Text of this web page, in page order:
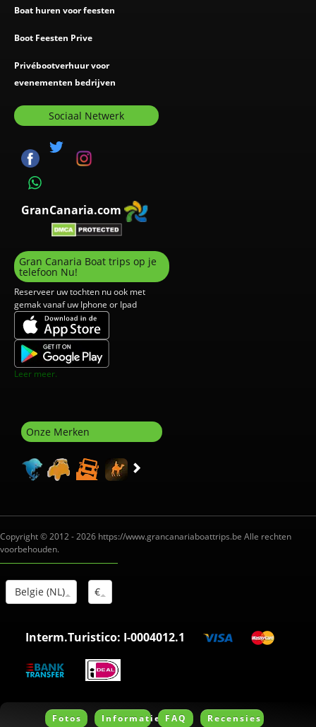
Boat huren voor feesten
Boot Feesten Prive
Privébootverhuur voor
evenementen bedrijven
Sociaal Netwerk
GranCanaria.com
Gran Canaria Boat trips op je
telefoon Nu!
Reserveer uw tochten nu ook met
gemak vanaf uw Iphone or Ipad
Leer meer.
Onze Merken
Copyright © 2012 - 2026 https://www.grancanariaboattrips.be Alle rechten
voorbehouden.
Belgie (NL) €
Interm.Turistico: I-0004012.1
Fotos Informatie FAQ
Recensies